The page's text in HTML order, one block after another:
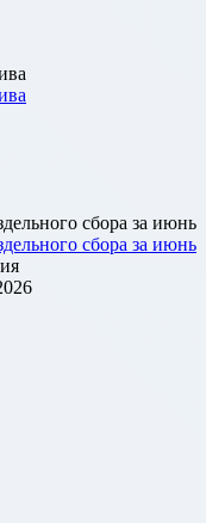
сбора за июнь
сбора за июнь